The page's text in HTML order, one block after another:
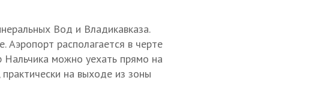
Вод и Владикавказа.
Аэропорт располагается в черте
Нальчика можно уехать прямо на
на выходе из зоны